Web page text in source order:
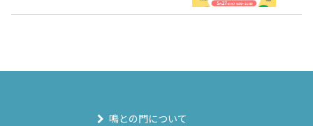
鳴との門について